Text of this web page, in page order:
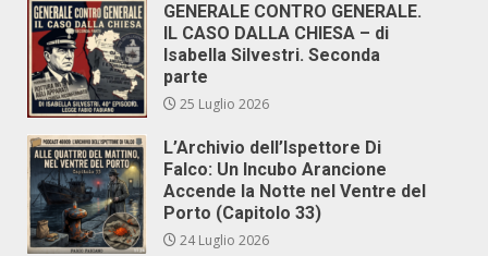
GENERALE CONTRO GENERALE.
IL CASO DALLA CHIESA – di
Isabella Silvestri. Seconda
parte
25 Luglio 2026
L’Archivio dell’Ispettore Di
Falco: Un Incubo Arancione
Accende la Notte nel Ventre del
Porto (Capitolo 33)
24 Luglio 2026